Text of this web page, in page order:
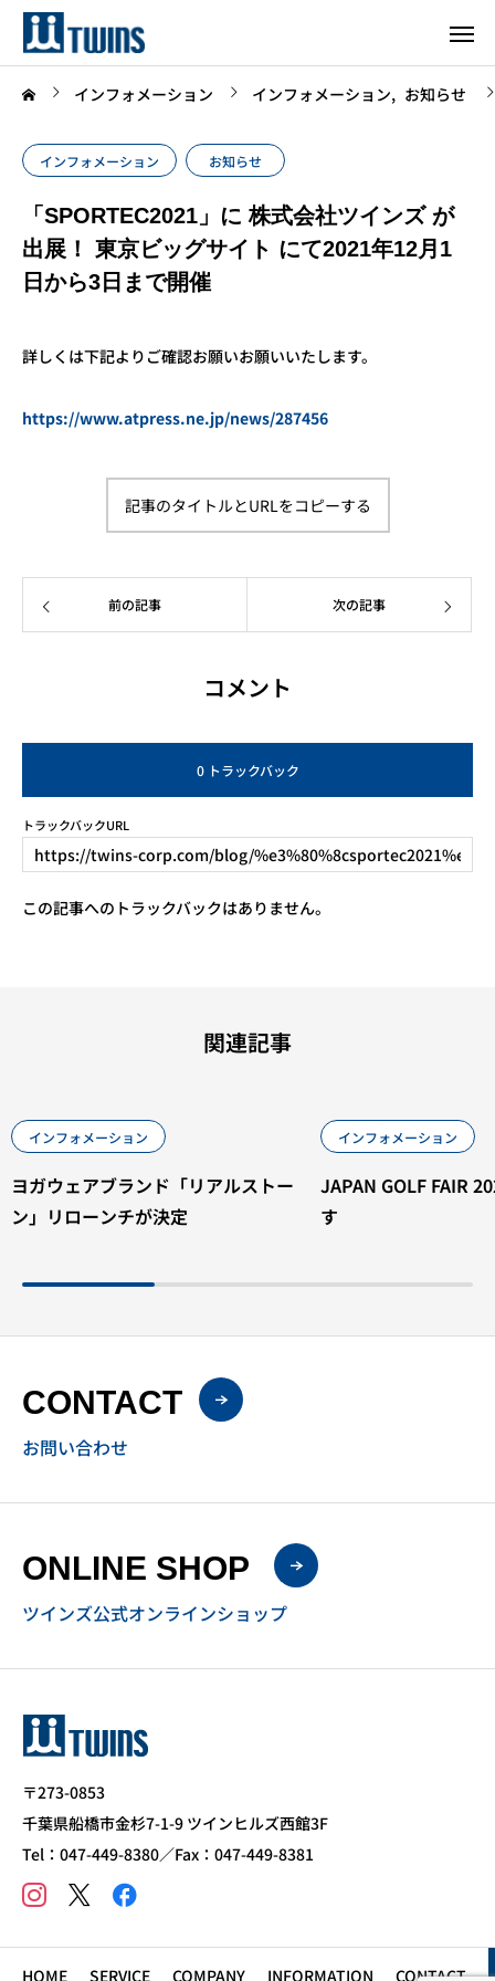
インフォメーション インフォメーション お知らせ
インフォメーション お知らせ
「SPORTEC2021」に 株式会社ツインズ が
出展！ 東京ビッグサイト にて2021年12月1
日から3日まで開催
詳しくは下記よりご確認お願いお願いいたします。
https://www.atpress.ne.jp/news/287456
記事のタイトルとURLをコピーする
前の記事 次の記事
コメント
0 トラックバック
トラックバックURL
この記事へのトラックバックはありません。
関連記事
インフォメーション
ヨガウェアブランド「リアルストー
ン」リローンチが決定
インフォメーション
JAPAN GOLF FAIR
す
CONTACT
お問い合わせ
ONLINE SHOP
ツインズ公式オンラインショップ
〒273-0853
千葉県船橋市金杉7-1-9 ツインヒルズ西館3F
Tel：047-449-8380／Fax：047-449-8381
HOME SERVICE COMPANY INFORMATION CONTACT